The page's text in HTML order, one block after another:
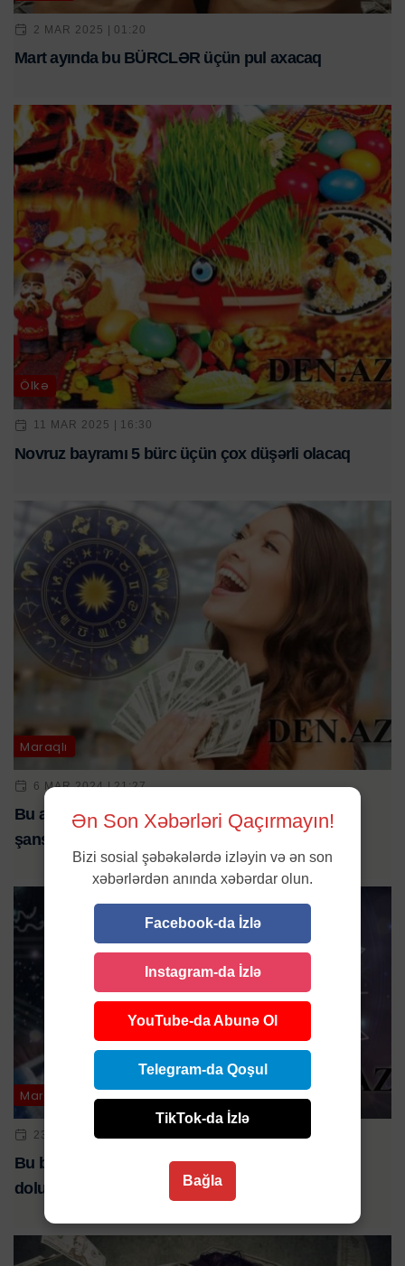
2 MAR 2025 | 01:20
Mart ayında bu BÜRCLƏR üçün pul axacaq
Ölkə
11 MAR 2025 | 16:30
Novruz bayramı 5 bürc üçün çox düşərli olacaq
Maraqlı
6 MAR 2024 | 21:27
Bu ay 4 bürcün bəxti açılacaq - Sevgi, pul, bol
şanslar ayağınıza gələcək
Maraqlı
23 FEV 2024 | 17:25
Bu bürclər martda zəngin olacaqlar: Cibləri pulla
dolub-daşacaq
Ən Son Xəbərləri Qaçırmayın!
Bizi sosial şəbəkələrdə izləyin və ən son
xəbərlərdən anında xəbərdar olun.
Facebook-da İzlə
Instagram-da İzlə
YouTube-da Abunə Ol
Telegram-da Qoşul
TikTok-da İzlə
Bağla